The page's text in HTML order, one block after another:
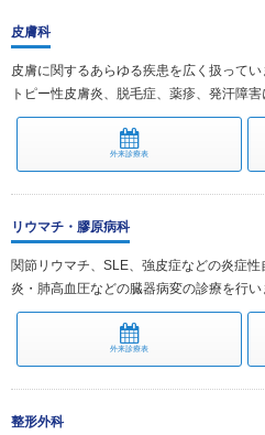
皮膚科
皮膚に関するあらゆる疾患を広く扱って
トピー性皮膚炎、脱毛症、薬疹、発汗障
外来診療表
リウマチ・膠原病科
関節リウマチ、SLE、強皮症などの炎症
炎・肺高血圧などの臓器病変の診療を行い
外来診療表
整形外科